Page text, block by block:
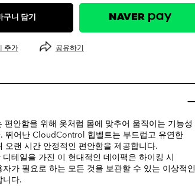
구니 담기
추가 공유하기
편안함을 위해 옷처럼 몸에 맞추어 움직이는 기능성
뛰어난 CloudControl 힙벨트는 부드럽고 유연한
오랜 시간 안정적인 편안함을 제공합니다.
디테일을 가진 이 현대적인 데이팩은 하이킹 시
자가 필요로 하는 모든 것을 보관할 수 있는 이상적인
니다.